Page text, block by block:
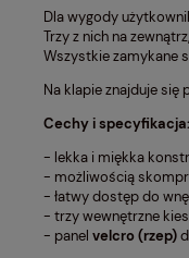
Dla wygody
Trzy z nich na
Wszystkie zamykane
Na klapie znajduje się
Cechy i specyfikacja:
- lekka i miękka
- możliwością
- łatwy dostęp do
- trzy wewnętrzne
- panel velcro (rzep)